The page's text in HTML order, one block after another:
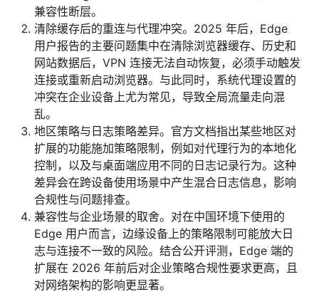
兼容性断层。
清除缓存后的重连与代理冲突。2025 年后，Edge
用户报告的主要问题集中在清除浏览器缓存、历史和
网站数据后，VPN 连接无法自动恢复，必须手动触发
连接或重新启动浏览器。与此同时，系统代理设置的
冲突在企业设备上尤为常见，导致全局流量走向混
乱。
地区策略与日志策略差异。官方文档指出某些地区对
扩展的功能施加策略限制，例如对代理行为的本地化
控制，以及与桌面端应用不同的日志记录行为。这种
差异会在跨设备使用场景中产生混合日志信息，影响
合规性与问题排查。
兼容性与企业场景的取舍。对在中国环境下使用的
Edge 用户而言，边缘设备上的策略限制可能放大日
志与连接不一致的风险。结合公开评测，Edge 端的
扩展在 2026 年前后对企业策略合规性要求更高，且
对网络架构的影响更显著。